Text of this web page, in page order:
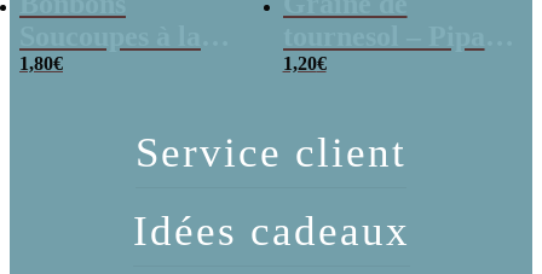
poudre (x20)
1,80€
x 3
1,20€
Service client
Idées cadeaux